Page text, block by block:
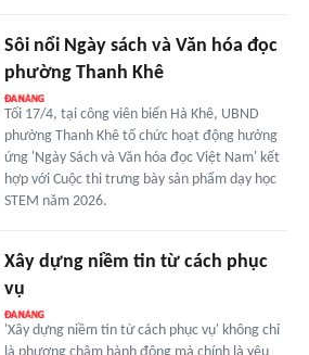
Sôi nổi Ngày sách và Văn hóa đọc
phường Thanh Khê
Tối 17/4, tại công viên biển Hà Khê, UBND
phường Thanh Khê tổ chức hoạt động hưởng
ứng 'Ngày Sách và Văn hóa đọc Việt Nam' kết
hợp với Cuộc thi trưng bày sản phẩm dạy học
STEM năm 2026.
Xây dựng niềm tin từ cách phục
vụ
'Xây dựng niềm tin từ cách phục vụ' không chỉ
là phương châm hành động mà chính là yêu